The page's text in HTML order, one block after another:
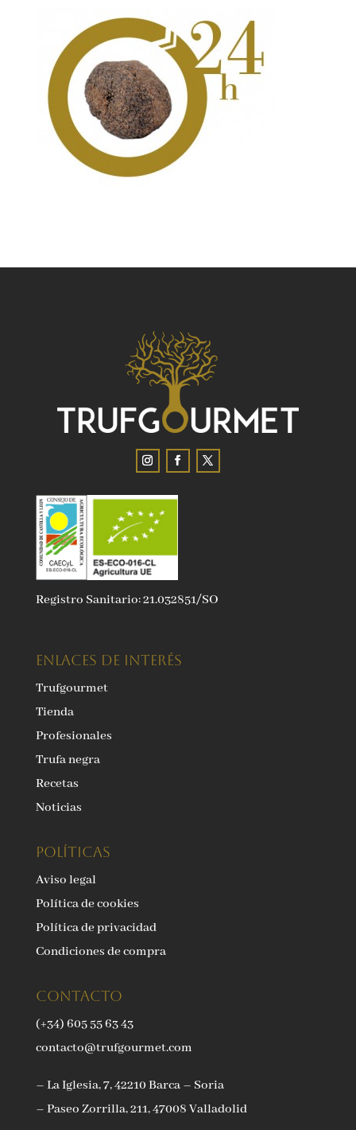
Registro Sanitario: 21.032851/SO
ENLACES DE INTERÉS
Trufgourmet
Tienda
Profesionales
Trufa negra
Recetas
Noticias
Políticas
Aviso legal
Política de cookies
Política de privacidad
Condiciones de compra
Contacto
(+34) 605 55 63 43
contacto@trufgourmet.com
– La Iglesia, 7, 42210 Barca – Soria
– Paseo Zorrilla, 211, 47008 Valladolid